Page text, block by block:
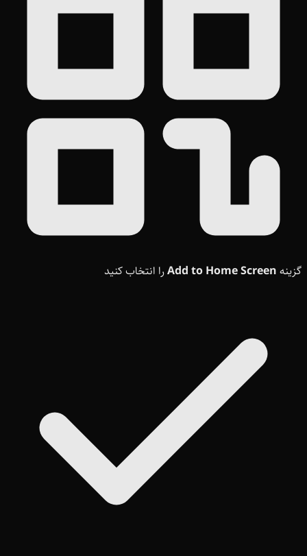
گزینه Add to Home Screenرا انتخاب کنید